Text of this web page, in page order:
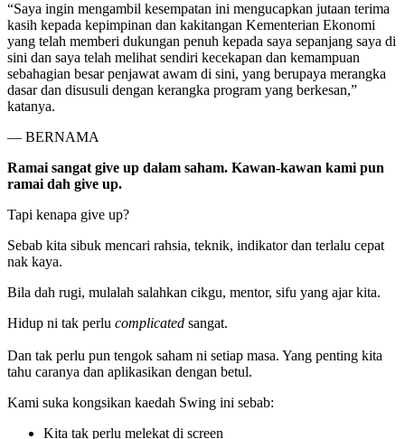
“Saya ingin mengambil kesempatan ini mengucapkan jutaan terima
kasih kepada kepimpinan dan kakitangan Kementerian Ekonomi
yang telah memberi dukungan penuh kepada saya sepanjang saya di
sini dan saya telah melihat sendiri kecekapan dan kemampuan
sebahagian besar penjawat awam di sini, yang berupaya merangka
dasar dan disusuli dengan kerangka program yang berkesan,”
katanya.
— BERNAMA
Ramai sangat give up dalam saham. Kawan-kawan kami pun
ramai dah give up.
Tapi kenapa give up?
Sebab kita sibuk mencari rahsia, teknik, indikator dan terlalu cepat
nak kaya.
Bila dah rugi, mulalah salahkan cikgu, mentor, sifu yang ajar kita.
Hidup ni tak perlu complicated sangat.
Dan tak perlu pun tengok saham ni setiap masa. Yang penting kita
tahu caranya dan aplikasikan dengan betul.
Kami suka kongsikan kaedah Swing ini sebab:
Kita tak perlu melekat di screen